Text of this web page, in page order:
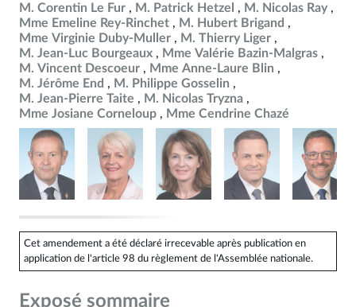
M. Corentin Le Fur
M. Patrick Hetzel
M. Nicolas Ray
Mme Emeline Rey-Rinchet
M. Hubert Brigand
Mme Virginie Duby-Muller
M. Thierry Liger
M. Jean-Luc Bourgeaux
Mme Valérie Bazin-Malgras
M. Vincent Descoeur
Mme Anne-Laure Blin
M. Jérôme End
M. Philippe Gosselin
M. Jean-Pierre Taite
M. Nicolas Tryzna
Mme Josiane Corneloup
Mme Cendrine Chazé
Cet amendement a été déclaré irrecevable après publication en
application de l'article 98 du règlement de l'Assemblée nationale.
Exposé sommaire